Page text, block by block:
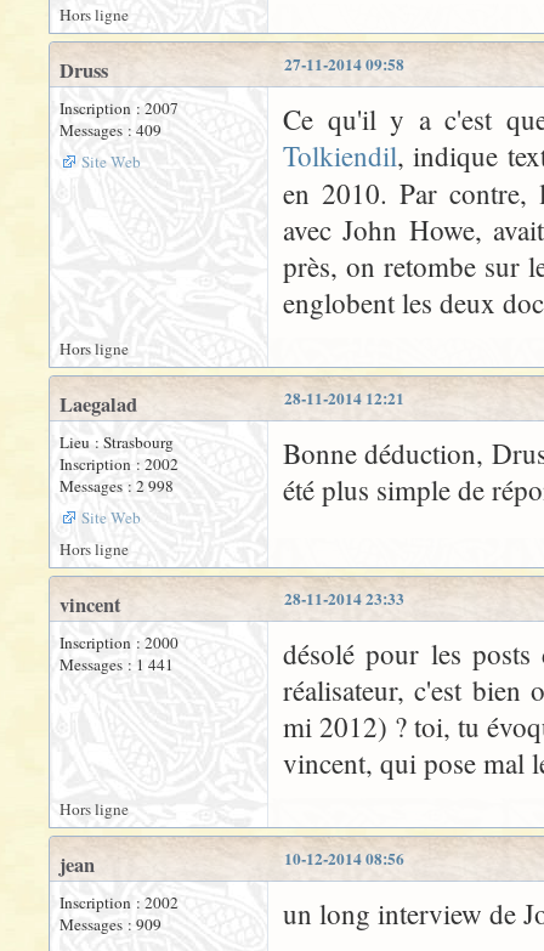
Hors ligne
27-11-2014 09:58
Druss
Inscription : 2007
Messages : 409
Site Web
Ce qu'il y a c'est
Tolkiendil, indique
en 2010. Par
avec John Howe,
près, on retombe sur
englobent les deux
Hors ligne
28-11-2014 12:21
Laegalad
Lieu : Strasbourg
Inscription : 2002
Messages : 2 998
Site Web
Bonne déduction,
été plus simple de
Hors ligne
28-11-2014 23:33
vincent
Inscription : 2000
Messages : 1 441
désolé pour les
réalisateur, c'est
mi 2012) ? toi, tu
vincent, qui pose mal
Hors ligne
10-12-2014 08:56
jean
Inscription : 2002
Messages : 909
un long interview de